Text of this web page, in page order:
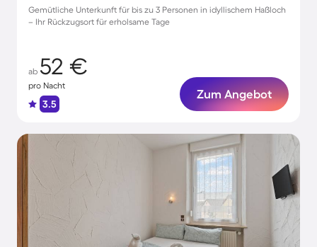
Gemütliche Unterkunft für bis zu 3 Personen in idyllischem Haßloch
– Ihr Rückzugsort für erholsame Tage
ab 52 €
pro Nacht
3.5
Zum Angebot